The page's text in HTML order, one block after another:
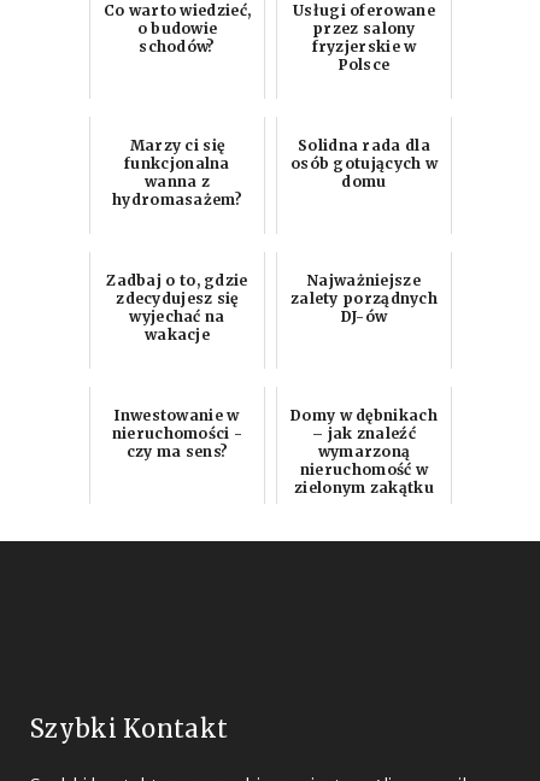
Co warto wiedzieć,
o budowie
schodów?
Usługi oferowane
przez salony
fryzjerskie w
Polsce
Marzy ci się
funkcjonalna
wanna z
hydromasażem?
Solidna rada dla
osób gotujących w
domu
Zadbaj o to, gdzie
zdecydujesz się
wyjechać na
wakacje
Najważniejsze
zalety porządnych
DJ-ów
Inwestowanie w
nieruchomości -
czy ma sens?
Domy w dębnikach
– jak znaleźć
wymarzoną
nieruchomość w
zielonym zakątku
Szybki Kontakt